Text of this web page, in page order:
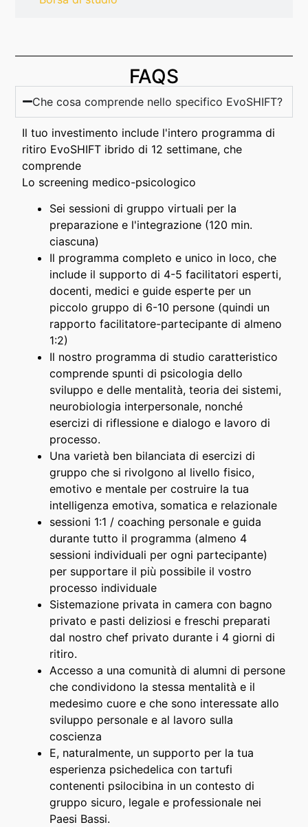
FAQS
Che cosa comprende nello specifico EvoSHIFT?
Il tuo investimento include l'intero programma di
ritiro EvoSHIFT ibrido di 12 settimane, che
comprende
Lo screening medico-psicologico
Sei sessioni di gruppo virtuali per la
preparazione e l'integrazione (120 min.
ciascuna)
Il programma completo e unico in loco, che
include il supporto di 4-5 facilitatori esperti,
docenti, medici e guide esperte per un
piccolo gruppo di 6-10 persone (quindi un
rapporto facilitatore-partecipante di almeno
1:2)
Il nostro programma di studio caratteristico
comprende spunti di psicologia dello
sviluppo e delle mentalità, teoria dei sistemi,
neurobiologia interpersonale, nonché
esercizi di riflessione e dialogo e lavoro di
processo.
Una varietà ben bilanciata di esercizi di
gruppo che si rivolgono al livello fisico,
emotivo e mentale per costruire la tua
intelligenza emotiva, somatica e relazionale
sessioni 1:1 / coaching personale e guida
durante tutto il programma (almeno 4
sessioni individuali per ogni partecipante)
per supportare il più possibile il vostro
processo individuale
Sistemazione privata in camera con bagno
privato e pasti deliziosi e freschi preparati
dal nostro chef privato durante i 4 giorni di
ritiro.
Accesso a una comunità di alumni di persone
che condividono la stessa mentalità e il
medesimo cuore e che sono interessate allo
sviluppo personale e al lavoro sulla
coscienza
E, naturalmente, un supporto per la tua
esperienza psichedelica con tartufi
contenenti psilocibina in un contesto di
gruppo sicuro, legale e professionale nei
Paesi Bassi.